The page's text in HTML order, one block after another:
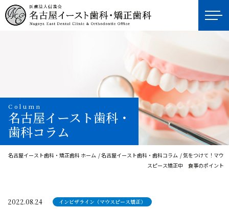
Column
名古屋イースト歯科・
歯科コラム
名古屋イースト歯科・矯正歯科 ホーム 名古屋イースト歯科・歯科コラム
気をつけて！マウ
スピース矯正中 食事のポイント
2022.08.24 インビザライン（マウスピース矯正）